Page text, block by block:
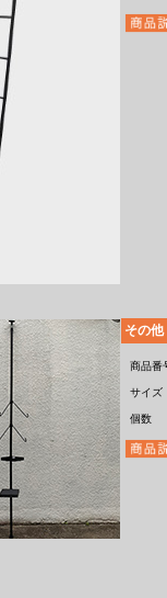
その
商品番
サイズ
個数